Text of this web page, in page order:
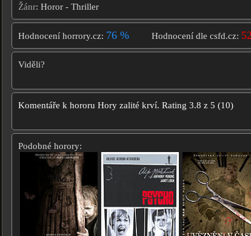
Žánr: Horor - Thriller
Hodnocení horrory.cz: 76 % Hodnocení dle csfd.cz:
Viděli?
Komentáře k hororu Hory zalité krví. Rating 3.8 z 5 (10)
Podobné horory: